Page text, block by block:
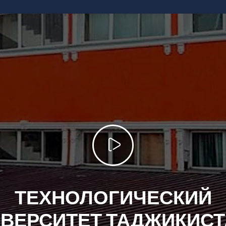
ТЕХНОЛОГИЧЕСКИЙ